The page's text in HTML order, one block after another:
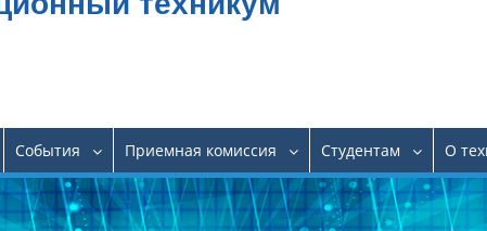
События Приемная комиссия Студентам О